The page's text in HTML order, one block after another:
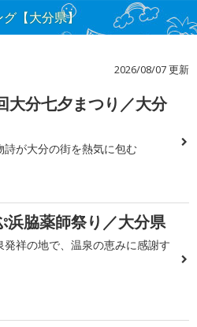
【大分県】
2026/08/07 更新
大分七夕まつり／大分
詩が大分の街を熱気に包む
浜脇薬師祭り／大分県
発祥の地で、温泉の恵みに感謝す